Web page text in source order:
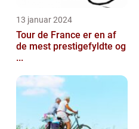
13 januar 2024
Tour de France er en af
de mest prestigefyldte og
...